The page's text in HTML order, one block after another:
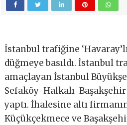
İstanbul trafiğine
düğmeye basıldı. İstanbul
amaçlayan İstanbul
Sefaköy-Halkalı-
yaptı. İhalesine altı
Küçükçekmece ve